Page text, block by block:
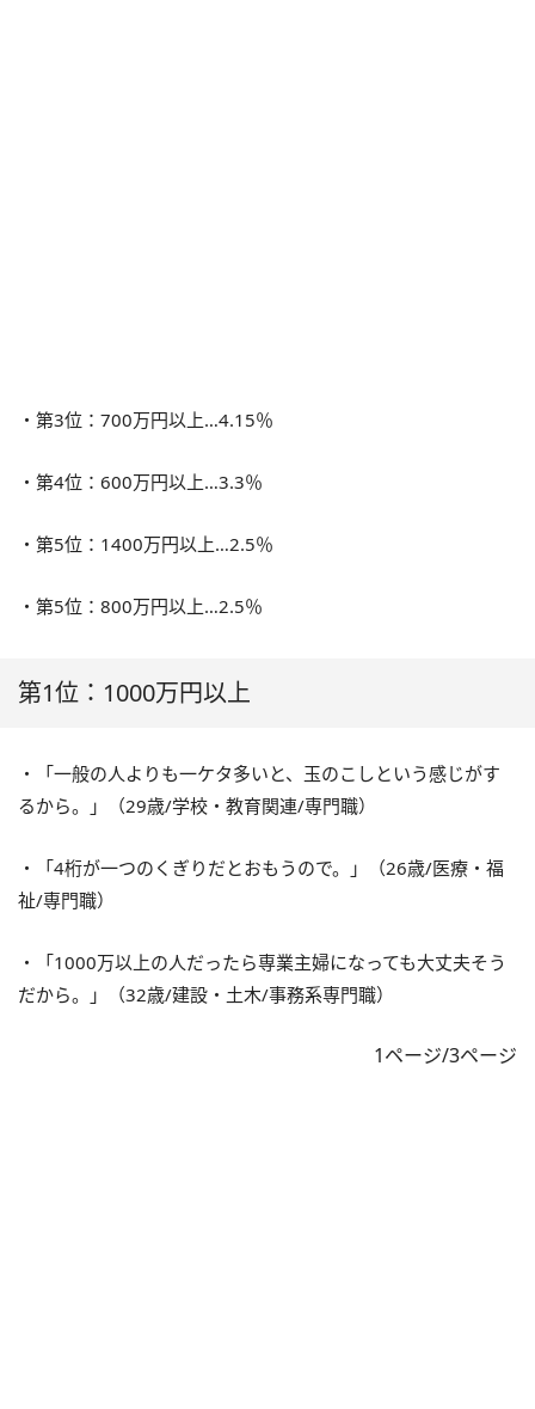
・第3位：700万円以上…4.15％
・第4位：600万円以上…3.3％
・第5位：1400万円以上…2.5％
・第5位：800万円以上…2.5％
第1位：1000万円以上
・「一般の人よりも一ケタ多いと、玉のこしという感じがす
るから。」（29歳/学校・教育関連/専門職）
・「4桁が一つのくぎりだとおもうので。」（26歳/医療・福
祉/専門職）
・「1000万以上の人だったら専業主婦になっても大丈夫そう
だから。」（32歳/建設・土木/事務系専門職）
1ページ/3ページ